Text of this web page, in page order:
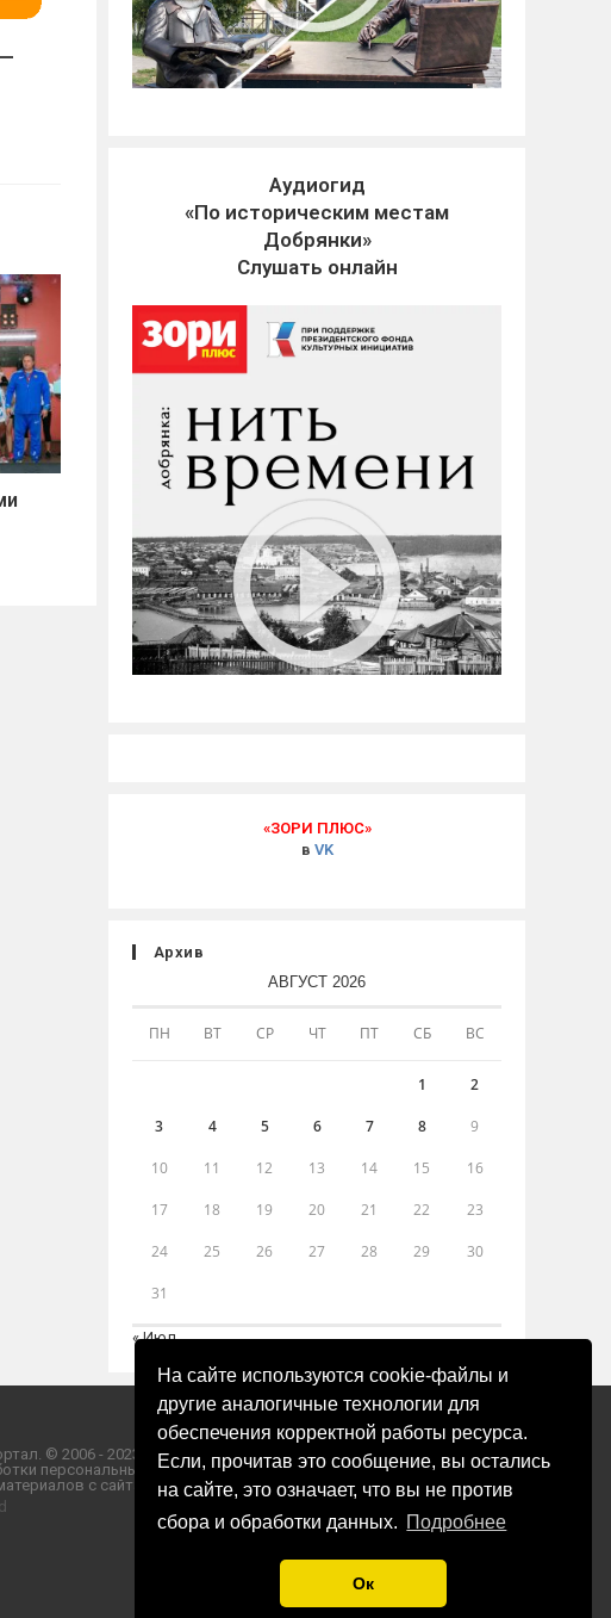
На сайте используются cookie-файлы и
другие аналогичные технологии для
обеспечения корректной работы ресурса.
Если, прочитав это сообщение, вы остались
на сайте, это означает, что вы не против
сбора и обработки данных. Подробнее
Ок
Аудиогид
«По историческим местам
Добрянки»
Слушать онлайн
«ЗОРИ ПЛЮС»
в VK
Архив
АВГУСТ 2026
ПН ВТ СР ЧТ ПТ СБ ВС
1 2
3 4 5 6 7 8 9
10 11 12 13 14 15 16
17 18 19 20 21 22 23
24 25 26 27 28 29 30
31
« Июл
© 2006 - 2023 ООО «Пресса-Том».
персональных данных ООО «Пресса-Том».
с сайта «ЗОРИ ПЛЮС».